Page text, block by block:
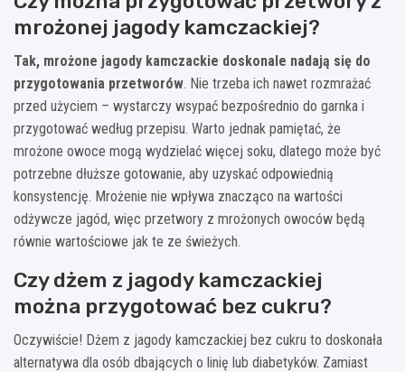
mrożonej jagody kamczackiej?
Tak, mrożone jagody kamczackie doskonale nadają się do
przygotowania przetworów. Nie trzeba ich nawet rozmrażać
przed użyciem – wystarczy wsypać bezpośrednio do garnka i
przygotować według przepisu. Warto jednak pamiętać, że
mrożone owoce mogą wydzielać więcej soku, dlatego może być
potrzebne dłuższe gotowanie, aby uzyskać odpowiednią
konsystencję. Mrożenie nie wpływa znacząco na wartości
odżywcze jagód, więc przetwory z mrożonych owoców będą
równie wartościowe jak te ze świeżych.
Czy dżem z jagody kamczackiej
można przygotować bez cukru?
Oczywiście! Dżem z jagody kamczackiej bez cukru to doskonała
alternatywa dla osób dbających o linię lub diabetyków. Zamiast